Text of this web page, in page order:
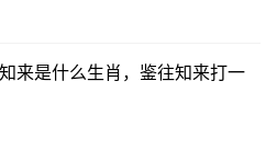
来是什么生肖，鉴往知来打一